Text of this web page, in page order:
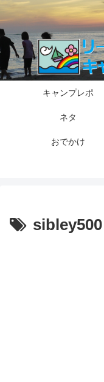
キャンプレポ
ネタ
おでかけ
sibley500